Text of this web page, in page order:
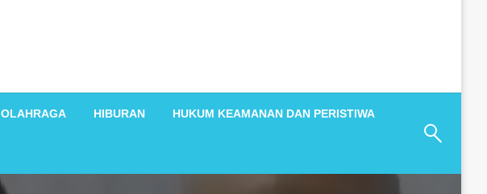
OLAHRAGA HIBURAN HUKUM KEAMANAN DAN PERISTIWA